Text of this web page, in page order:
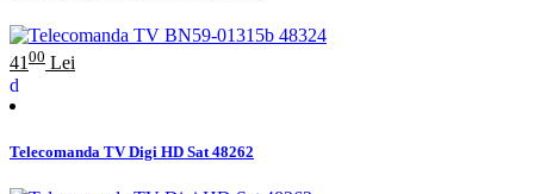
41 00 Lei
Telecomanda TV Digi HD Sat 48262